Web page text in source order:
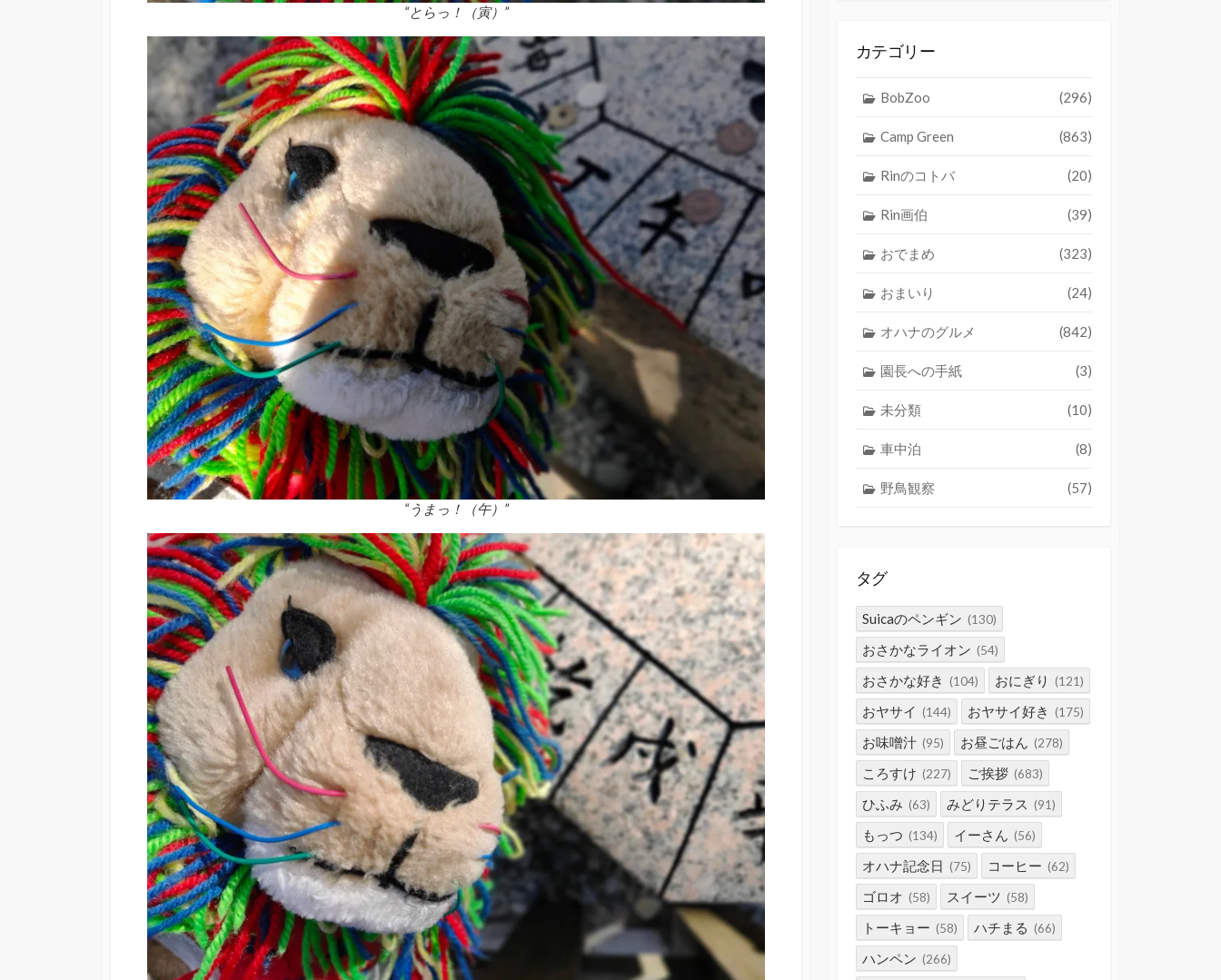
“とらっ！（寅）”
“うまっ！（午）”
カテゴリー
BobZoo (296)
Camp Green (863)
Rinのコトバ (20)
Rin画伯 (39)
おでまめ (323)
おまいり (24)
オハナのグルメ (842)
園長への手紙 (3)
未分類 (10)
車中泊 (8)
野鳥観察 (57)
タグ
Suicaのペンギン (130)
おさかなライオン (54)
おさかな好き (104) おにぎり (121)
おヤサイ (144) おヤサイ好き (175)
お味噌汁 (95) お昼ごはん (278)
ころすけ (227) ご挨拶 (683)
ひふみ (63) みどりテラス (91)
もっつ (134) イーさん (56)
オハナ記念日 (75) コーヒー (62)
ゴロオ (58) スイーツ (58)
トーキョー (58) ハチまる (66)
ハンペン (266)